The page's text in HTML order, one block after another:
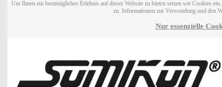
Um Ihnen ein bestmögliches Erlebnis auf dieser Website zu bieten setzen wir Cookies
zu. Informationen zur Verwendung und den
Nur essenzielle